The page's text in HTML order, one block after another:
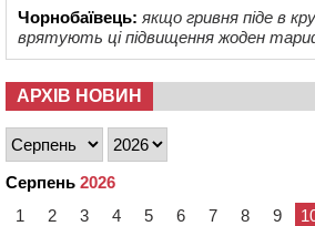
Чорнобаївець: якщо гривня піде в
врятують ці підвищення жоден
АРХІВ НОВИН
Серпень 2026
1
2 3 4 5 6 7 8 9